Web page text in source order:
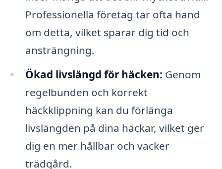
Professionella företag tar ofta hand
om detta, vilket sparar dig tid och
ansträngning.
Ökad livslängd för häcken: Genom
regelbunden och korrekt
häckklippning kan du förlänga
livslängden på dina häckar, vilket ger
dig en mer hållbar och vacker
trädgård.